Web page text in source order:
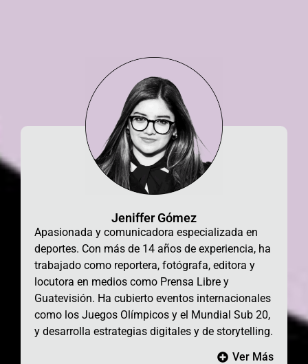
Jeniffer Gómez
Apasionada y comunicadora especializada en
deportes. Con más de 14 años de experiencia, ha
trabajado como reportera, fotógrafa, editora y
locutora en medios como Prensa Libre y
Guatevisión. Ha cubierto eventos internacionales
como los Juegos Olímpicos y el Mundial Sub 20,
y desarrolla estrategias digitales y de storytelling.
Ver Más